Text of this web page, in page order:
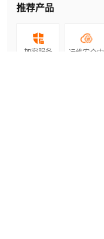
推荐产品
加密服务
运维安全中